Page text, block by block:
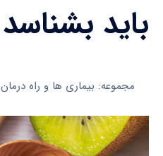
باید بشناسد
مجموعه: بیماری ها و راه درمان